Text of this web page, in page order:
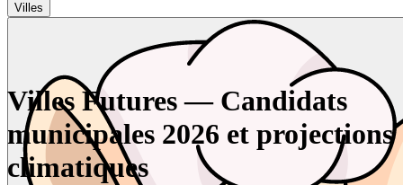
Villes
Villes Futures — Candidats
municipales 2026 et projections
climatiques